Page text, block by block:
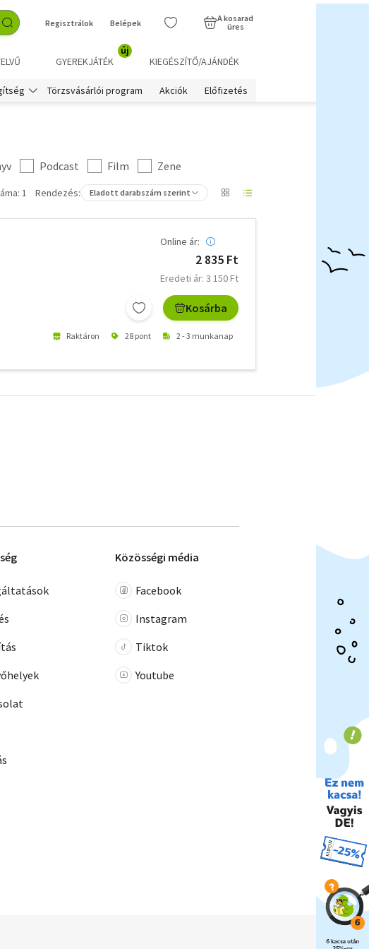
Regisztrálok Belépek
A kosarad
üres
GYEREKJÁTÉK
új
KIEGÉSZÍTŐ/AJÁNDÉK
Törzsvásárlói program Akciók Előfizetés
Podcast Film
Zene
1 Rendezés: Eladott darabszám szerint
Online ár:
2 835 Ft
Eredeti ár: 3 150 Ft
Kosárba
Raktáron 28 pont 2 - 3 munkanap
Közösségi média
Facebook
Instagram
Tiktok
Youtube